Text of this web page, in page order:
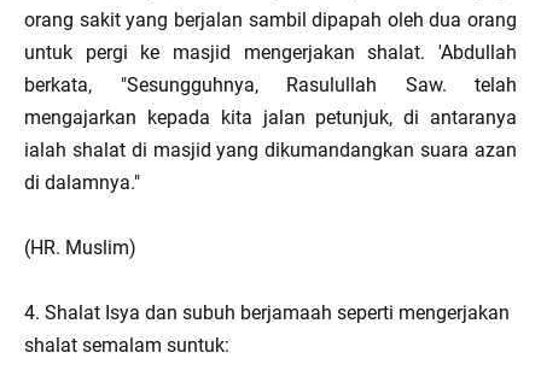
orang sakit yang berjalan sambil dipapah oleh dua orang
untuk pergi ke masjid mengerjakan shalat. 'Abdullah
berkata, "Sesungguhnya, Rasulullah Saw. telah
mengajarkan kepada kita jalan petunjuk, di antaranya
ialah shalat di masjid yang dikumandangkan suara azan
di dalamnya."
(HR. Muslim)
4. Shalat Isya dan subuh berjamaah seperti mengerjakan
shalat semalam suntuk: